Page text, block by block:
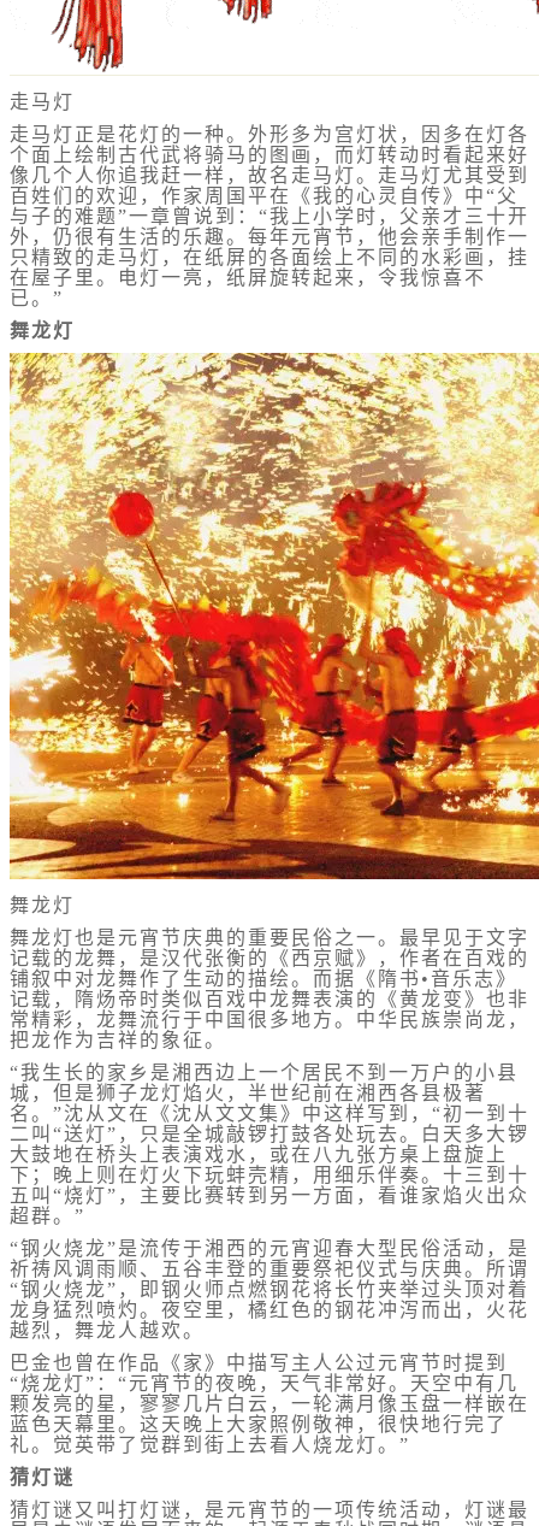
走马灯
走马灯正是花灯的一种。外形多为宫灯状，因多在灯各
个面上绘制古代武将骑马的图画，而灯转动时看起来好
像几个人你追我赶一样，故名走马灯。走马灯尤其受到
百姓们的欢迎，作家周国平在《我的心灵自传》中“父
与子的难题”一章曾说到：“我上小学时，父亲才三十开
外，仍很有生活的乐趣。每年元宵节，他会亲手制作一
只精致的走马灯，在纸屏的各面绘上不同的水彩画，挂
在屋子里。电灯一亮，纸屏旋转起来，令我惊喜不
已。”
舞龙灯
舞龙灯
舞龙灯也是元宵节庆典的重要民俗之一。最早见于文字
记载的龙舞，是汉代张衡的《西京赋》，作者在百戏的
铺叙中对龙舞作了生动的描绘。而据《隋书•音乐志》
记载，隋炀帝时类似百戏中龙舞表演的《黄龙变》也非
常精彩，龙舞流行于中国很多地方。中华民族崇尚龙，
把龙作为吉祥的象征。
“我生长的家乡是湘西边上一个居民不到一万户的小县
城，但是狮子龙灯焰火，半世纪前在湘西各县极著
名。”沈从文在《沈从文文集》中这样写到，“初一到十
二叫“送灯”，只是全城敲锣打鼓各处玩去。白天多大锣
大鼓地在桥头上表演戏水，或在八九张方桌上盘旋上
下；晚上则在灯火下玩蚌壳精，用细乐伴奏。十三到十
五叫“烧灯”，主要比赛转到另一方面，看谁家焰火出众
超群。”
“钢火烧龙”是流传于湘西的元宵迎春大型民俗活动，是
祈祷风调雨顺、五谷丰登的重要祭祀仪式与庆典。所谓
“钢火烧龙”，即钢火师点燃钢花将长竹夹举过头顶对着
龙身猛烈喷灼。夜空里，橘红色的钢花冲泻而出，火花
越烈，舞龙人越欢。
巴金也曾在作品《家》中描写主人公过元宵节时提到
“烧龙灯”：“元宵节的夜晚，天气非常好。天空中有几
颗发亮的星，寥寥几片白云，一轮满月像玉盘一样嵌在
蓝色天幕里。这天晚上大家照例敬神，很快地行完了
礼。觉英带了觉群到街上去看人烧龙灯。”
猜灯谜
猜灯谜又叫打灯谜，是元宵节的一项传统活动，灯谜最